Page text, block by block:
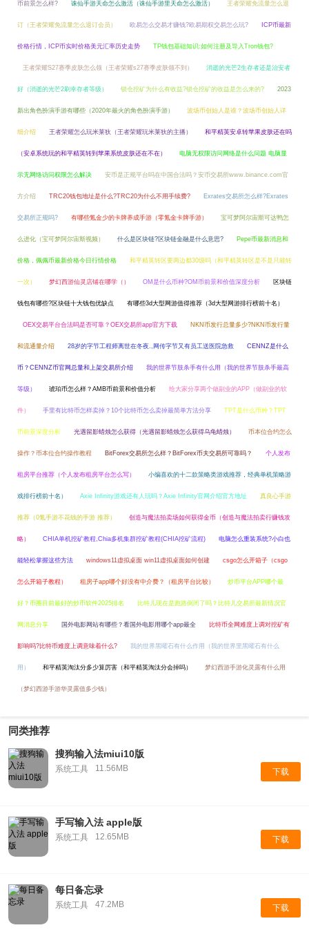
币前景怎么样? 诛仙手游天命怎么激活（诛仙手游里天命怎么激活） 王者荣耀免流量怎么退
订（王者荣耀免流量怎么退订会员） 欧易怎么交易才赚钱?欧易期权交易怎么玩? ICP币最新
价格行情，ICP币实时价格美元汇率历史走势 TP钱包基础知识:如何注册及导入Tron钱包?
王者荣耀S27赛季皮肤怎么领（王者荣耀s27赛季皮肤领不到） 消逝的光芒2生存者还是治安者
好（消逝的光芒2刷幸存者等级） 锁仓挖矿为什么有收益?锁仓挖矿的收益是怎么来的? 2023
新出角色扮演手游有哪些（2020年最火的角色扮演手游） 波场币创始人是谁？波场币创始人详
细介绍 王者荣耀怎么玩米莱狄（王者荣耀玩米莱狄的主播） 和平精英安卓转苹果皮肤还在吗
（安卓系统玩的和平精英转到苹果系统皮肤还在不在） 电脑无权限访问网络是什么问题 电脑显
示无网络访问权限怎么解决 安币是正规平台吗在中国合法吗？安币交易所www.binance.com官
方介绍 TRC20钱包地址是什么?TRC20为什么不用手续费? Exrates交易所怎么样?Exrates
交易所正规吗? 有哪些氪金少的卡牌养成手游（零氪金卡牌手游） 宝可梦阿尔宙斯可达鸭怎
么进化（宝可梦阿尔宙斯视频） 什么是区块链?区块链金融是什么意思? Pepe币最新消息和
价格，佩佩币最新价格今日行情价格 和平精英转区要两边都30级吗（和平精英转区是不是只能转
一次） 梦幻西游仙灵店铺在哪学（） OM是什么币种?OM币前景和价值深度分析 区块链
钱包有哪些?区块链十大钱包优缺点 有哪些3d大型网游值得推荐（3d大型网游排行榜前十名）
OEX交易平台合法吗是否可靠？OEX交易所app官方下载 NKN币发行总量多少?NKN币发行量
和流通量介绍 28岁的字节工程师离世在冬夜.,网传字节又有员工送医院急救 CENNZ是什么
币？CENNZ币官网总量和上架交易所介绍 我的世界节肢杀手有什么用（我的世界节肢杀手最高
等级） 琥珀币怎么样？AMB币前景和价值分析 给大家分享两个做副业的APP（做副业的软
件） 手里有比特币怎样卖掉？10个比特币怎么卖掉最简单方法分享 TPT是什么币种？TPT
币前景深度分析 光遇留影蜡烛怎么获得（光遇留影蜡烛怎么获得乌龟蜡烛） 币本位合约怎么
操作？币本位合约操作教程 BitForex交易所怎么样？BitForex币夫交易所可靠吗？ 个人发布
租房平台推荐（个人发布租房平台怎么写） 小编喜欢的十二款策略类游戏推荐，经典单机策略游
戏排行榜前十名） Axie Infinity游戏还有人玩吗？Axie Infinity官网介绍官方地址 真良心手游
推荐（0氪手游不花钱的手游 推荐） 创造与魔法拍卖场如何获得金币（创造与魔法拍卖行赚钱攻
略） CHIA单机挖矿教程,Chia多机集群挖矿教程(CHIA挖矿流程) 电脑怎么重装系统?小白也
能轻松掌握这些方法 windows11虚拟桌面 win11虚拟桌面如何创建 csgo怎么开箱子（csgo
怎么开箱子教程） 租房子app哪个好没有中介费？（租房平台比较） 炒币平台APP哪个最
好？币圈目前最好的炒币软件2025排名 比特儿现在是跑路倒闭了吗？比特儿交易所最新情况官
网消息分享 国外电影网站有哪些？看国外电影用哪个app最全 比特币全网难度上调对挖矿有
影响吗?比特币难度上调意味着什么? 我的世界黑曜石有什么作用（我的世界里黑曜石有什么
用） 和平精英淘汰分多少算厉害（和平精英淘汰分会掉吗） 梦幻西游手游化灵露有什么用
（梦幻西游手游华灵露值多少钱）
同类推荐
搜狗输入法miui10版
系统工具 11.56MB 下载
手写输入法 apple版
系统工具 12.65MB 下载
每日备忘录
系统工具 47.2MB 下载